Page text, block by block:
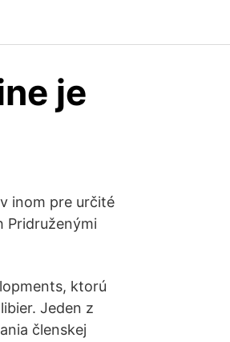
je
inom pre určité
Pridruženými
ktorú
Jeden z
členskej